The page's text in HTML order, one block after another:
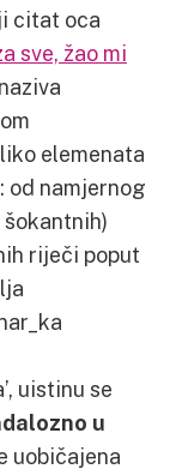
citat oca
sve, žao mi
elemenata
od namjernog
riječi poput
uistinu se
u
uobičajena